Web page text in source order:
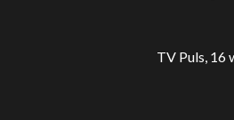
TV Puls, 16